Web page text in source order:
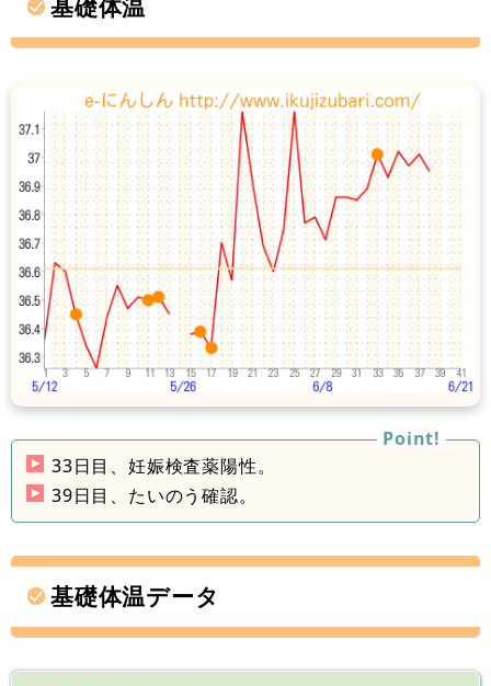
基礎体温
33日目、妊娠検査薬陽性。
39日目、たいのう確認。
基礎体温データ